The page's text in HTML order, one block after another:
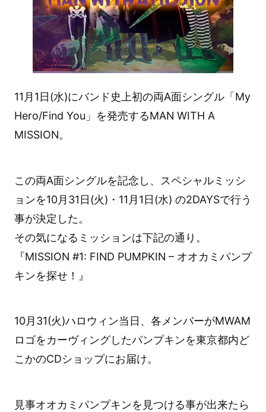
11月1日(水)にバンド史上初の両A面シングル「My
Hero/Find You」を発売するMAN WITH A
MISSION。
この両A面シングルを記念し、スペシャルミッシ
ョンを10月31日(火)・11月1日(水) の2DAYSで行う
事が決定した。
その気になるミッションは下記の通り。
『MISSION #1: FIND PUMPKIN – オオカミパンプ
キンを探せ！』
10月31(火)ハロウィン当日、各メンバーがMWAM
ロゴをカーヴィングしたパンプキンを東京都内ど
こかのCDショップにお届け。
見事オオカミパンプキンを見つける事が出来たら